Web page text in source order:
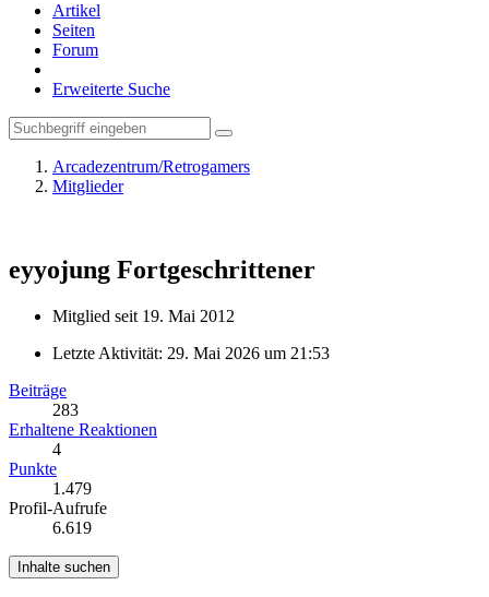
Artikel
Seiten
Forum
Erweiterte Suche
Arcadezentrum/Retrogamers
Mitglieder
eyyojung Fortgeschrittener
Mitglied seit 19. Mai 2012
Letzte Aktivität: 29. Mai 2026 um 21:53
Beiträge
283
Erhaltene Reaktionen
4
Punkte
1.479
Profil-Aufrufe
6.619
Inhalte suchen